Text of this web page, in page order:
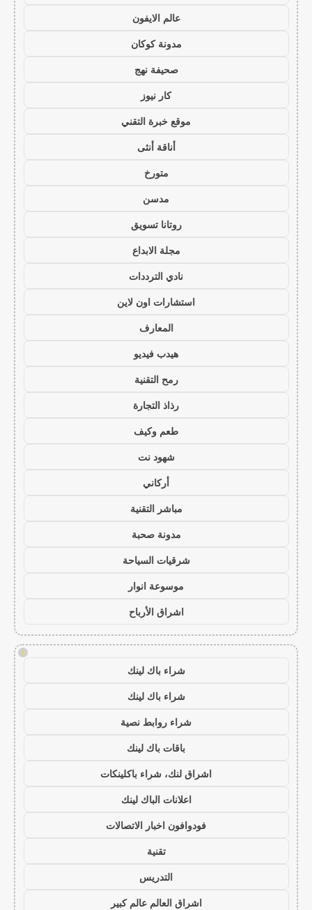
عالم الايفون
مدونة كوكان
صحيفة نهج
كار نيوز
موقع خبرة التقني
أناقة أنثى
متورخ
مدسن
روتانا تسويق
مجلة الابداع
نادي الترددات
استشارات اون لاين
المعارف
هيدب فيديو
رمح التقنية
رذاذ التجارة
طعم وكيف
شهود نت
أركاني
مباشر التقنية
مدونة صحبة
شرقيات السياحة
موسوعة انوار
اشراق الأرباح
!
شراء باك لينك
شراء باك لينك
شراء روابط نصية
باقات باك لينك
اشراق لنك، شراء باكلينكات
اعلانات الباك لينك
فودوافون اخبار الاتصالات
تقنية
التدريس
اشراق العالم عالم كبير